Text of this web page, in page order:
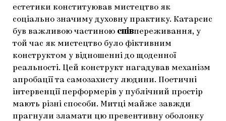
естетики конституював мистецтво як
соціально значиму духовну практику. Катарсис
був важливою частиною співпереживання, у
той час як мистецтво було фіктивним
конструктом у відношенні до щоденної
реальності. Цей конструкт нагадував механізм
апробації та самозахисту людини. Поетичні
інтервенції перформерів у публічний простір
мають різні способи. Митці майже завжди
прагнули зламати цю превентивну оболонку